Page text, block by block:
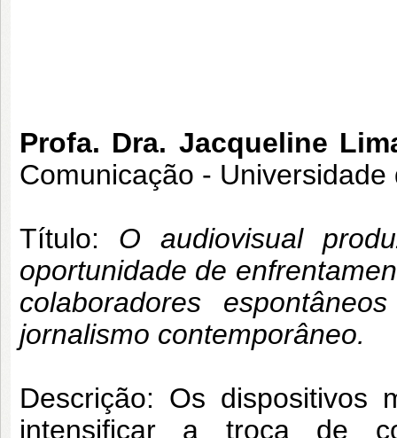
Profa. Dra. Jacqueline
Comunicação -
Título: O audiovisual
oportunidade de
colaboradores
jornalismo contemporâneo.
Descrição: Os dispositivos
intensificar a troca de